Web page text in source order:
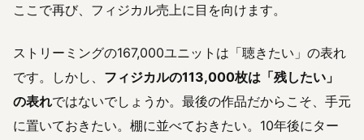
ここで再び、フィジカル売上に目を向けます。
ストリーミングの167,000ユニットは「聴きたい」の表れ
です。しかし、 フィジカルの113,000枚は「残したい」
の表れではないでしょうか。最後の作品だからこそ、手元
に置いておきたい。棚に並べておきたい。10年後にター